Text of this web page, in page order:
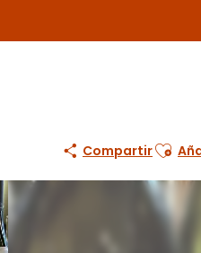
Compartir